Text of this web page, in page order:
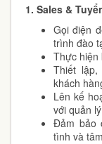
1. Sales &
Gọi điện
trình đào
Thực hiện
Thiết
khách
Lên kế
với quản
Đảm bảo
tình và